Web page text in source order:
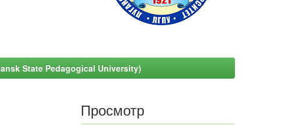
State Pedagogical University)
Просмотр